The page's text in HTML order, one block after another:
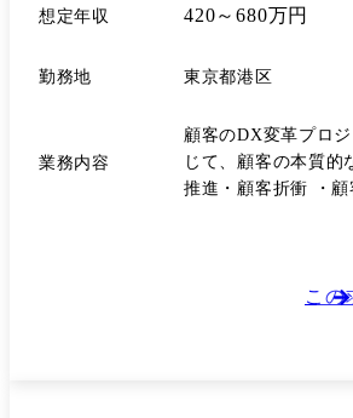
なく、会社の考え方やカル
よる案件サポート 研
ア面問わず気軽に相談できる環境です。 ⑧バリュー探求セッション 会社で大切にして
理解を深めています。 ⑨本部勉強会 / ナレッジ共有 案件事例やノウハウを共有する勉強会を定期的に開催しており、部署を超えて知見を学び合う文化があり
をもとにしたマネジ
想定年収 420～680万円
勤務地 東京都港区
業務内容
顧客のDX変革プロ
じて、顧客の本質的な課
推進・顧客折衝 ・
ーカー様に向けた
変革を見据えたDX戦略構想から検討。 ② 大手デベロッパー企業様に向けた、大阪IRを
この